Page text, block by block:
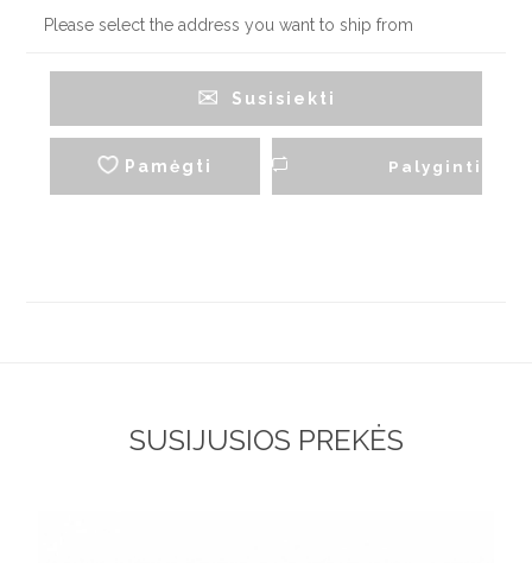
Please select the address you want to ship from
Pamėgti
Susisiekti
Palyginti
SUSIJUSIOS PREKĖS